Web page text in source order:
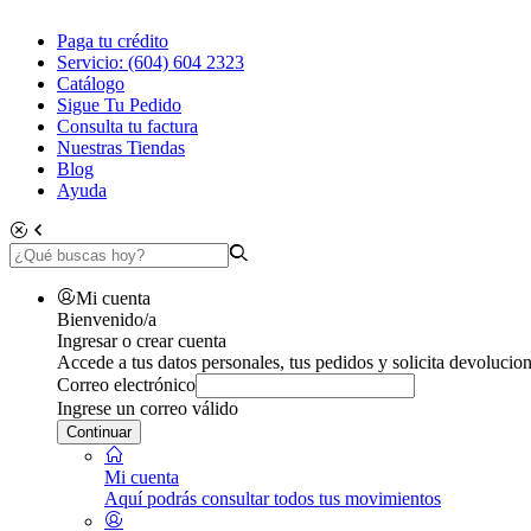
Paga tu crédito
Servicio: (604) 604 2323
Catálogo
Sigue Tu Pedido
Consulta tu factura
Nuestras Tiendas
Blog
Ayuda
Mi cuenta
Bienvenido/a
Ingresar o crear cuenta
Accede a tus datos personales, tus pedidos y solicita
Correo electrónico
Ingrese un correo válido
Continuar
Mi cuenta
Aquí podrás consultar todos tus movimientos